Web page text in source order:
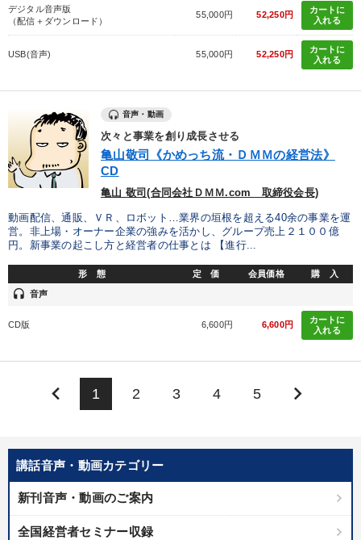
講話音声・動画カテゴリー
新刊音声・動画のご案内
全国経営者セミナー収録
デジタル音声版
（配信＋ダウンロード）
55,000円 52,250円
カートに
入れる
USB(音声) 55,000円 52,250円
カートに
入れる
音声・動画
次々と事業を創り成長させる
亀山敬司《かめっち流・ＤＭＭの経営法》
CD
亀山 敬司(合同会社ＤＭＭ.com 取締役会長)
動画配信、通販、ＶＲ、ロボット…業界の垣根を超える40余の事業を運
営。非上場・オーナー企業の強みを活かし、グループ売上２１００億
円。新事業の起こし方と経営者の仕事とは 【進行...
形 態 定 価 会員価格 購 入
headset 音声
CD版 6,600円 6,600円
カートに
入れる
keyboard_arrow_left 1 2 3 4 5 keyboard_arrow_right